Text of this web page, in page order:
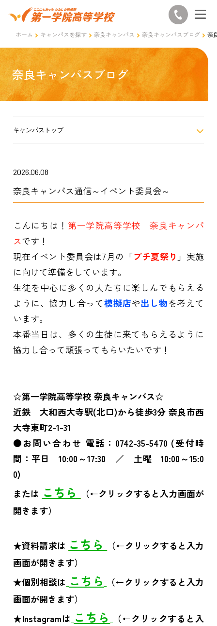
ホーム キャンパスを探す 奈良キャンパス 奈良キャンパスブログ 奈
奈良キャンパスブログ
キャンパストップ
2026.06.08
奈良キャンパス通信～イベント委員会～
こんにちは！ 第一学院高等学校 奈良キャンパ
スです！
現在イベント委員会は7月の 「プチ夏祭り 」 実施
に向けて準備をしています。
生徒を中心に多くの人たちに楽しんでもらえる
ように、協力し合って模擬店や出し物を考えて
います。
本番当日は、多くの生徒に来てもらえるように
協力し合って頑張ってもらいたいです！
☆第一学院高等学校 奈良キャンパス☆
近鉄 大和西大寺駅(北口)から徒歩3分 奈良市西
大寺東町2-1-31
●お問い合わせ 電話：0742-35-5470 (受付時
間：平日 10:00～17:30 ／ 土曜 10:00～15:0
0)
または こちら
（←クリックすると入力画面が
開きます）
★資料請求は こちら
（←クリックすると入力
画面が開きます）
★個別相談は こちら
（←クリックすると入力
画面が開きます）
★Instagramは こちら
（←クリックすると入